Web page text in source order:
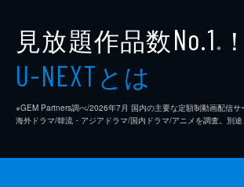
見放題作品数No.1 ※ ！
U-NEXTとは
※GEM Partners調べ/2026年7⽉ 国内の主要な定額制動画配信サ
海外ドラマ/韓流・アジアドラマ/国内ドラマ/アニメを調査。別途